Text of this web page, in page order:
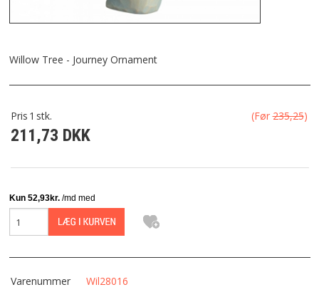
FRAGT
KONTAKT
FORTRYDELSESRET
Willow Tree - Journey Ornament
Pris 1 stk. (Før235,25)
211,73 DKK
Varenummer
Wil28016